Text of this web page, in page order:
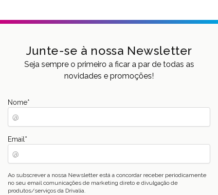
Junte-se à nossa Newsletter
Seja sempre o primeiro a ficar a par de todas as
novidades e promoções!
Nome*
Email *
Ao subscrever a nossa Newsletter está a concordar receber periodicamente
no seu email comunicações de marketing direto e divulgação de
produtos/serviços da Drivalia.